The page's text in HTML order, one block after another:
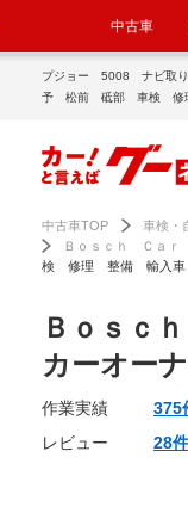
中古車
プジョー 5008 ナビ
予 松前 砥部 車検 修
中古車TOP 車検・
Ｂｏｓｃｈ Ｃａｒ
検 修理 整備 輸入
Ｂｏｓｃ
カーオー
作業実績
375
レビュー
28件